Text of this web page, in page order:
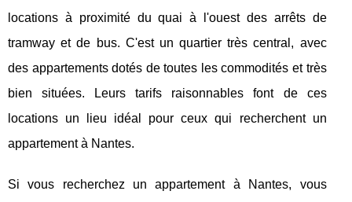
locations à proximité du quai à l'ouest des arrêts de
tramway et de bus. C'est un quartier très central, avec
des appartements dotés de toutes les commodités et très
bien situées. Leurs tarifs raisonnables font de ces
locations un lieu idéal pour ceux qui recherchent un
appartement à Nantes.
Si vous recherchez un appartement à Nantes, vous